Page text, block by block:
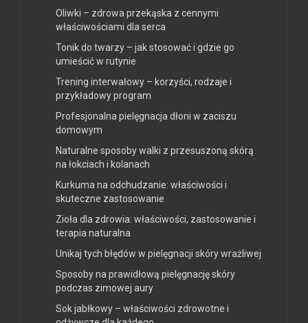
Oliwki – zdrowa przekąska z cennymi
właściwościami dla serca
Tonik do twarzy – jak stosować i gdzie go
umieścić w rutynie
Trening interwałowy – korzyści, rodzaje i
przykładowy program
Profesjonalna pielęgnacja dłoni w zaciszu
domowym
Naturalne sposoby walki z przesuszoną skórą
na łokciach i kolanach
Kurkuma na odchudzanie: właściwości i
skuteczne zastosowanie
Zioła dla zdrowia: właściwości, zastosowanie i
terapia naturalna
Unikaj tych błędów w pielęgnacji skóry wrażliwej
Sposoby na prawidłową pielęgnację skóry
podczas zimowej aury
Sok jabłkowy – właściwości zdrowotne i